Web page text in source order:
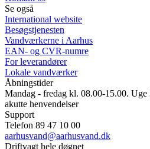
Se også
International website
Besøgstjenesten
Vandværkerne i Aarhus
EAN- og CVR-numre
For leverandører
Lokale vandværker
Åbningstider
Mandag - fredag kl. 08.00-15.00.
akutte henvendelser
Support
Telefon 89 47 10 00
aarhusvand@aarhusvand.dk
Driftvagt hele døgnet